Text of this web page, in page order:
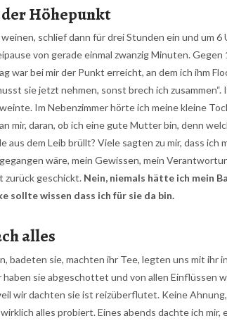
der Höhepunkt
schlief dann für drei Stunden ein und um 6
von gerade einmal zwanzig Minuten. Gegen
war bei mir der Punkt erreicht, an dem ich ihm
sie jetzt nehmen, sonst brech ich
Im Nebenzimmer hörte ich meine kleine
mir, daran, ob ich eine gute Mutter bin, denn
aus dem Leib brüllt? Viele sagten zu mir, dass ich
wäre, mein Gewissen, mein
geschickt. Nein, niemals hätte ich mein
sollte wissen dass ich für sie da bin.
alles
badeten sie, machten ihr Tee, legten uns mit ihr
sie abgeschottet und von allen Einflüssen
wir dachten sie ist reizüberflutet. Keine
alles probiert. Eines abends dachte ich